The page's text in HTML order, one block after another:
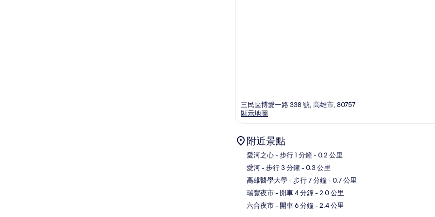
三民區博愛一路 338 號, 高雄市, 80757
顯示地圖
附近景點
愛河之心- 步行 1 分鐘- 0.2 公里
愛河- 步行 3 分鐘- 0.3 公里
高雄醫學大學- 步行 7 分鐘- 0.7 公里
瑞豐夜市- 開車 4 分鐘- 2.0 公里
六合夜市- 開車 6 分鐘- 2.4 公里